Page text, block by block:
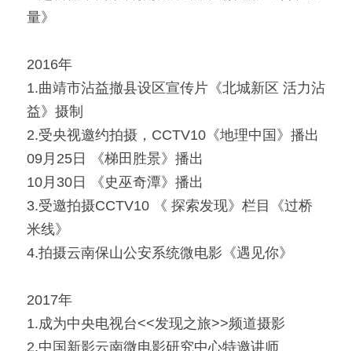
量》
2016年
1.曲靖市沾益撤县设区宣传片《北城新区 活力沾
益》摄制
2.受央视邀约拍摄，CCTV10《地理中国》播出
09月25日 《梯田胜景》播出
10月30日 《史巫奇潭》播出
3.受邀拍摄CCTV10 《 探索发现》栏目《过桥
米线》
4.拍摄云南保山公安系统微电影《遇见你》
2017年
1.成为中央电视台<<发现之旅>>频道摄影
2.中国新影云南微电影研究中心特邀讲师